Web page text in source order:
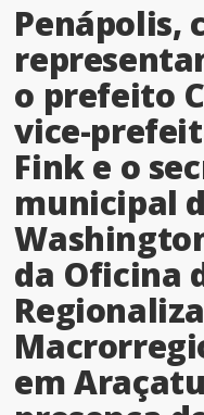
Penápolis,
o prefeito
vice-
Fink e o
municipal
da Oficina
em